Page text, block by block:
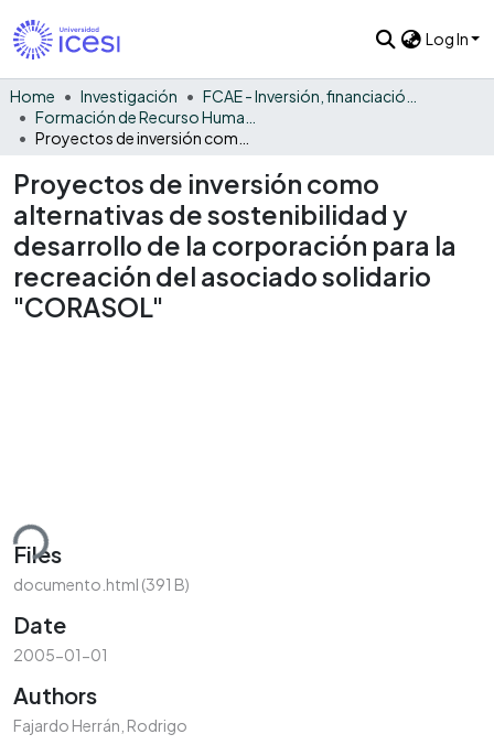
Log In
Home Investigación
Proyectos de inversión como
alternativas de sostenibilidad y
desarrollo de la corporación para la
recreación del asociado solidario
"CORASOL"
Files
documento.html (391 B)
Date
2005-01-01
Authors
Fajardo Herrán, Rodrigo